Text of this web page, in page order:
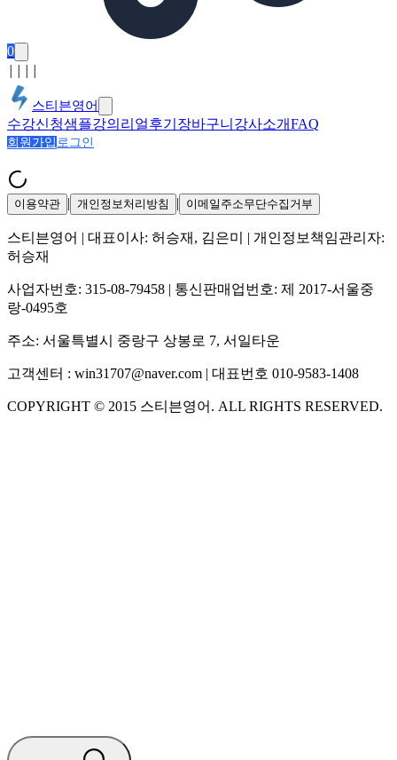
0
스티븐영어
수강신청샘플강의 리얼후기 장바구니 강사소개FAQ
회원가입 로그인
이용약관 | 개인정보처리방침 | 이메일주소무단수집거부
스티븐영어 | 대표이사: 허승재, 김은미
| 개인정보책임관리자:
허승재
사업자번호: 315-08-79458 | 통신판매업번호: 제 2017-서울중
랑-0495호
주소: 서울특별시 중랑구 상봉로 7, 서일타운
고객센터 : win31707@naver.com | 대표번호 010-9583-1408
COPYRIGHT © 2015 스티븐영어 . ALL RIGHTS RESERVED.